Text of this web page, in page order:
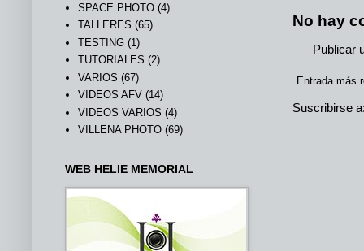
No hay
Publicar
Entrada más
Suscribirse
SPACE PHOTO (4)
TALLERES (65)
TESTING (1)
TUTORIALES (2)
VARIOS (67)
VIDEOS AFV (14)
VIDEOS VARIOS (4)
VILLENA PHOTO (69)
WEB HELIE MEMORIAL